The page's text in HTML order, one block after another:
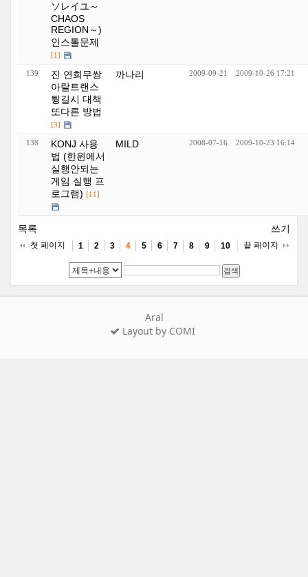
ソレイユ～
CHAOS
REGION～)
인스톨문제
[1]
139
진 연희무쌍
아랄트랜스
튕길시 대책
또다른 방법
[3]
까나리 2009-09-21 2009-10-26 17:21
138
KONJ 사용
법 (한윈에서
실행안되는
게임 실행 프
로그램) [11]
MILD 2008-07-16 2009-10-23 16:14
목록 쓰기
첫 페이지 1 2 3 4 5 6 7 8 9 10 끝 페이지
검색
Aral
Layout by COMI